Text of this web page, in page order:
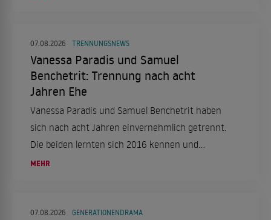
07.08.2026 TRENNUNGSNEWS
Vanessa Paradis und Samuel
Benchetrit: Trennung nach acht
Jahren Ehe
Vanessa Paradis und Samuel Benchetrit haben
sich nach acht Jahren einvernehmlich getrennt.
Die beiden lernten sich 2016 kennen und
heirateten 2018. Ein Statement ihres
MEHR
07.08.2026 GENERATIONENDRAMA